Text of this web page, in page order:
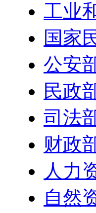
工业
国家
公安
民政
司法
财政
人力
自然